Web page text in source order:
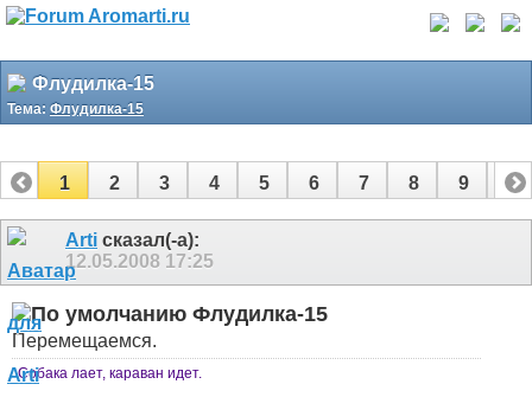
Флудилка-15
Тема: Флудилка-15
1 2 3 4 5 6 7 8 9 10
11 13
Arti сказал(-а):
12.05.2008 17:25
Флудилка-15
Перемещаемся.
Собака лает, караван идет.